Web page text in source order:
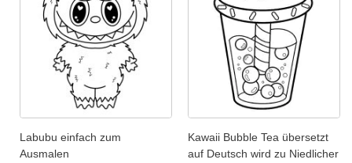
Labubu einfach zum
Ausmalen
Kawaii Bubble Tea übersetzt
auf Deutsch wird zu Niedlicher